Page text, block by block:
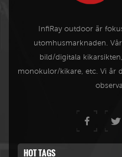
InfiRay outdoor är
utomhusmarknaden.
bild/digitala
monokulor/kikare, etc. Vi är
HOT TAGS